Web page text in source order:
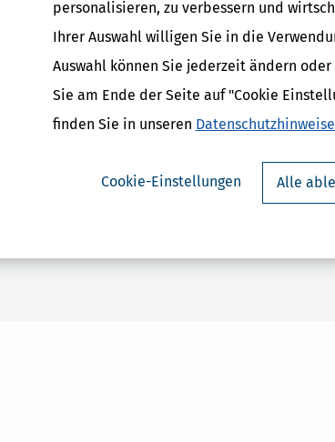
personalisieren, zu verbessern und
Ihrer Auswahl willigen Sie in die
Auswahl können Sie jederzeit ändern
Sie am Ende der Seite auf "Cookie
finden Sie in unseren
Cookie-Einstellungen Alle
SteuerSparErklärung plus (Steuerjahr
2025)
ab 45,95 €
Bewertung: